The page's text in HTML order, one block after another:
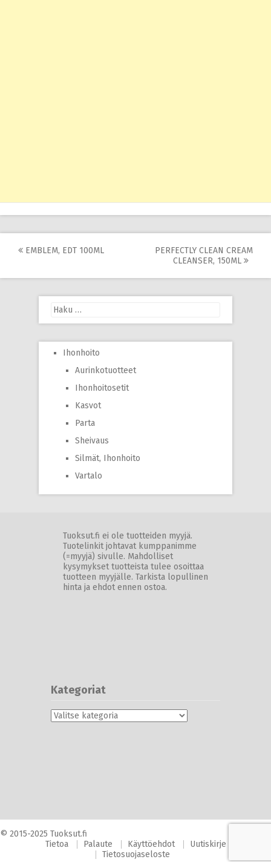
Post
EMBLEM, EDT 100ML
PERFECTLY CLEAN CREAM
CLEANSER, 150ML
Haku:
Ihonhoito
Aurinkotuotteet
Ihonhoitosetit
Kasvot
Parta
Sheivaus
Silmät, Ihonhoito
Vartalo
Tuoksut.fi ei ole tuotteiden myyjä.
Tuotelinkit johtavat kumppanimme
(=myyjä) sivulle. Mahdolliset
kysymykset tuotteista tulee osoittaa
tuotteen myyjälle. Tarkista lopullinen
hinta ja ehdot ennen ostoa.
Kategoriat
Kategoriat
© 2015-2025 Tuoksut.fi
Tietoa
Palaute Käyttöehdot
Uutiskirje
Tietosuojaseloste